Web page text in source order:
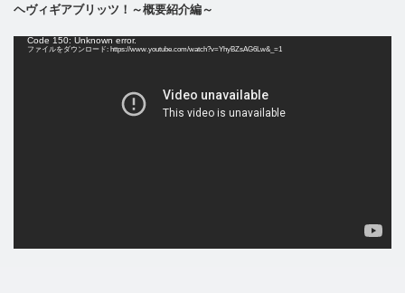
ヘヴィギアブリッツ！～概要紹介編～
Code 150: Unknown error.
ファイルをダウンロード: https://www.youtube.com/watch?v=YhyBZsAG6Lw&_=1